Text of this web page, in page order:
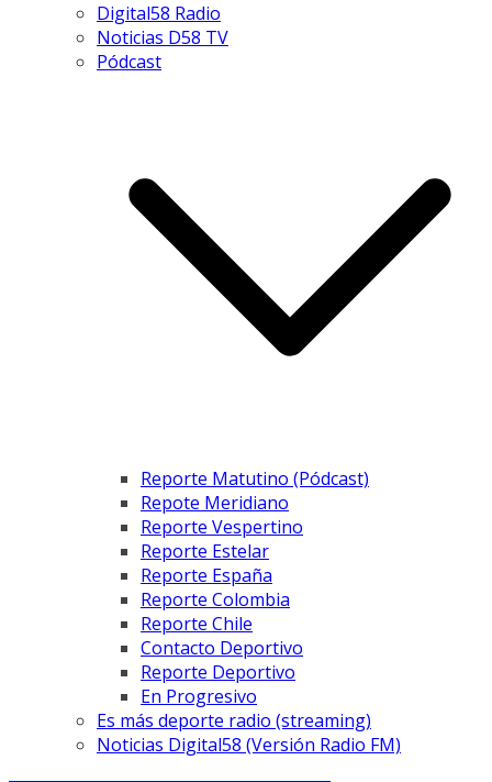
Digital58 Radio
Noticias D58 TV
Pódcast
Reporte Matutino (Pódcast)
Repote Meridiano
Reporte Vespertino
Reporte Estelar
Reporte España
Reporte Colombia
Reporte Chile
Contacto Deportivo
Reporte Deportivo
En Progresivo
Es más deporte radio (streaming)
Noticias Digital58 (Versión Radio FM)